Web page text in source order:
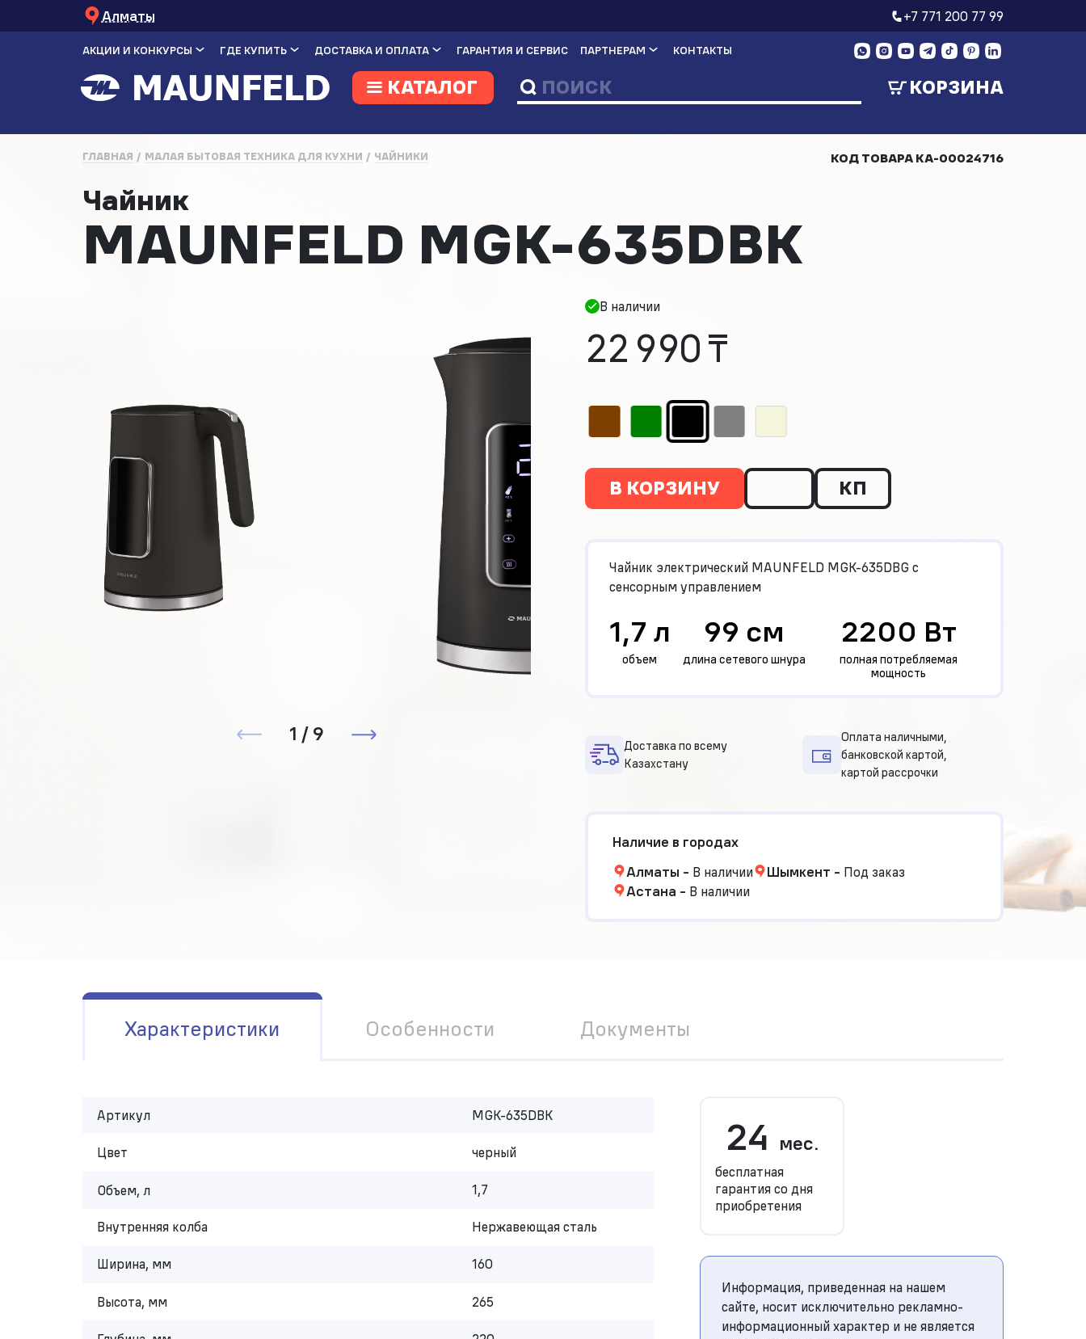
Алматы +7 771 200 77 99
АКЦИИ И КОНКУРСЫ ГДЕ КУПИТЬ ДОСТАВКА И ОПЛАТА ГАРАНТИЯ И СЕРВИС ПАРТНЕРАМ КОНТАКТЫ
КАТАЛОГ КОРЗИНА
ГЛАВНАЯ МАЛАЯ БЫТОВАЯ ТЕХНИКА ДЛЯ КУХНИ ЧАЙНИКИ КОД ТОВАРА КА-00024716
Чайник
MAUNFELD MGK-635DBK
1 / 9
В наличии
22 990 ₸
В КОРЗИНУ КП
Чайник электрический MAUNFELD MGK-635DBG с
сенсорным управлением
1,7 л
объем
99 см
длина сетевого шнура
2200 Вт
полная потребляемая
мощность
Доставка по всему
Казахстану
Оплата наличными,
банковской картой,
картой рассрочки
Наличие в городах
Алматы - В наличии Шымкент - Под заказ
Астана - В наличии
Характеристики Особенности Документы
Артикул MGK-635DBK
Цвет черный
Объем, л 1,7
Внутренняя колба Нержавеющая сталь
Ширина, мм 160
Высота, мм 265
24 мес.
бесплатная
гарантия со дня
приобретения
Информация, приведенная на нашем
сайте, носит исключительно рекламно-
информационный характер и не является